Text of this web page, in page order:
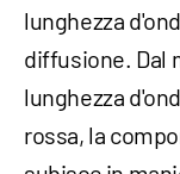
lunghezza
diffusione. Dal
lunghezza
rossa, la